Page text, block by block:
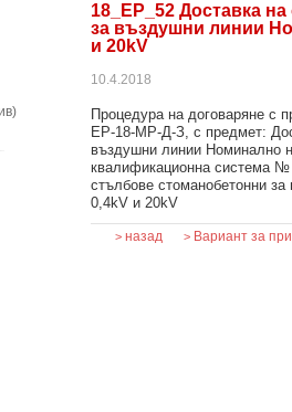
18_ЕР_52 Доставка
за въздушни линии
и 20kV
10.4.2018
Процедура на договаряне с
ЕР-18-МР-Д-З, с предмет:
въздушни линии Номинално
квалификационна система
стълбове стоманобетонни
0,4kV и 20kV
> назад > Вариант за